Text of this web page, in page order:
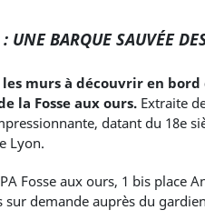
UNE BARQUE SAUVÉE
murs à découvrir en bord
la Fosse aux ours. Extraite
datant du 18e
Lyon.
Fosse aux ours, 1 bis place
sur demande auprès du gardien